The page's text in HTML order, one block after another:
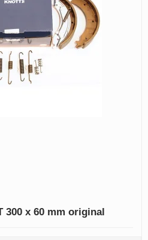
300 x 60 mm original